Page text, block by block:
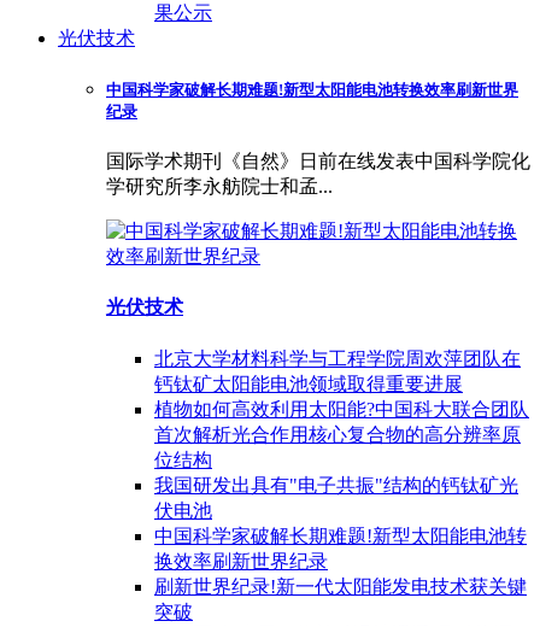
果公示
光伏技术
中国科学家破解长期难题!新型太阳能电池转换效率刷新世界
纪录
国际学术期刊《自然》日前在线发表中国科学院化
学研究所李永舫院士和孟...
光伏技术
北京大学材料科学与工程学院周欢萍团队在
钙钛矿太阳能电池领域取得重要进展
植物如何高效利用太阳能?中国科大联合团队
首次解析光合作用核心复合物的高分辨率原
位结构
我国研发出具有"电子共振"结构的钙钛矿光
伏电池
中国科学家破解长期难题!新型太阳能电池转
换效率刷新世界纪录
刷新世界纪录!新一代太阳能发电技术获关键
突破